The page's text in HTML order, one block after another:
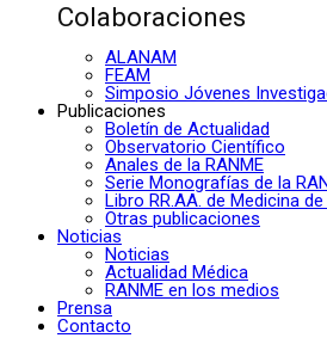
Colaboraciones
ALANAM
FEAM
Simposio Jóvenes
Publicaciones
Boletín de Actualidad
Observatorio Científico
Anales de la RANME
Serie Monografías de la
Libro RR.AA. de Medicina
Otras publicaciones
Noticias
Noticias
Actualidad Médica
RANME en los medios
Prensa
Contacto